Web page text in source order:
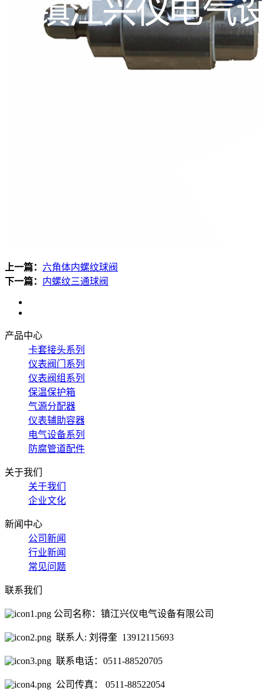
上一篇： 六角体内螺纹球阀
下一篇： 内螺纹三通球阀
产品中心
卡套接头系列
仪表阀门系列
仪表阀组系列
保温保护箱
气源分配器
仪表辅助容器
电气设备系列
防腐管道配件
关于我们
关于我们
企业文化
新闻中心
公司新闻
行业新闻
常见问题
联系我们
公司名称：镇江兴仪电气设备有限公司
联系人: 刘得奎 13912115693
联系电话：0511-88520705
公司传真： 0511-88522054